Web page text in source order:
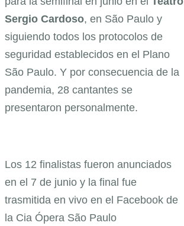
Sergio Cardoso, en São Paulo y
siguiendo todos los protocolos de
seguridad establecidos en el Plano
São Paulo. Y por consecuencia de la
pandemia, 28 cantantes se
presentaron personalmente.
Los 12 finalistas fueron anunciados
en el 7 de junio y la final fue
trasmitida en vivo en el Facebook de
la Cia Ópera São Paulo